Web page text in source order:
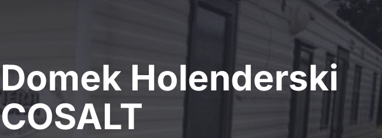
Domek Holenderski
COSALT